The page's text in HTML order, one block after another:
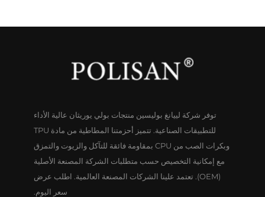
توفر شركة لييانغ بوليسين منتجات بولي يوريثان عالية الأداء
للتطبيقات الصناعية. تتميز أحزمتنا المطاطية من مادة TPU
وبكرات الصب من CPU بمقاومة فائقة للتآكل والزيوت والتمزق
مع إمكانية التخصيص حسب متطلبات الشركة المصنعة الأصلية
(OEM). تعتمد علينا الشركات المصنعة العالمية. اطلب عرض
سعر اليوم.